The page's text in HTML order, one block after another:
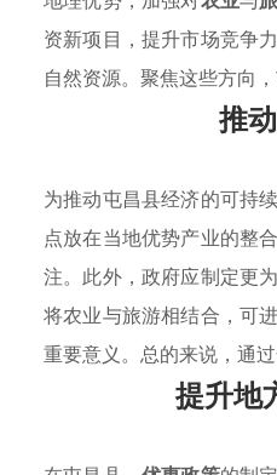
资新项目，提升市场竞争
自然资源。聚焦这些方向
推
为推动屯昌县经济的可持
点放在当地优势产业的整
注。此外，政府应制定更
将农业与旅游相结合，可
重要意义。总的来说，通
提升地